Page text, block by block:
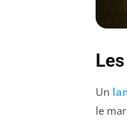
Un
le